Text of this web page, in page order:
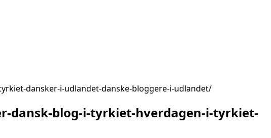
dansker-i-udlandet-danske-bloggere-i-udlandet
dansk-blog-i-tyrkiet-hverdagen-i-tyrkiet-